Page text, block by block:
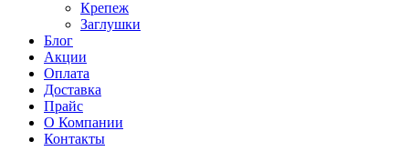
Крепеж
Заглушки
Блог
Акции
Оплата
Доставка
Прайс
О Компании
Контакты